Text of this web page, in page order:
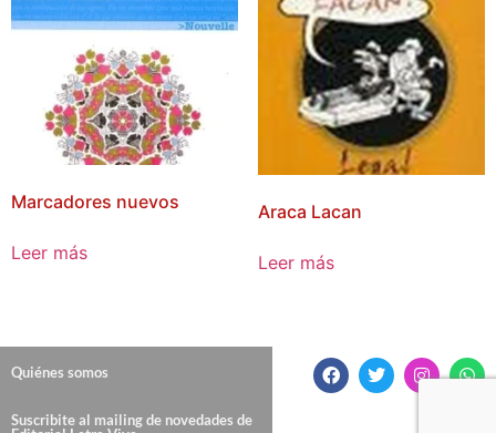
Marcadores nuevos
Leer más
Araca Lacan
Leer más
Quiénes somos
Suscribite al mailing de novedades de